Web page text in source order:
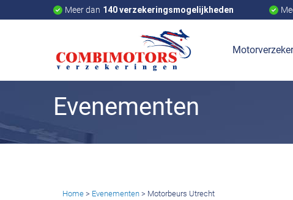
Meer dan 140 verzekeringsmogelijkheden
Evenementen
Home > Evenementen > Motorbeurs Utrecht